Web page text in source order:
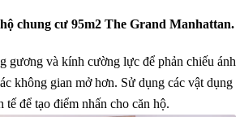
chung cư 95m2 The Grand Manhattan.
gương và kính cường lực để phản chiếu ánh
không gian mở hơn. Sử dụng các vật dụng
để tạo điểm nhấn cho căn hộ.